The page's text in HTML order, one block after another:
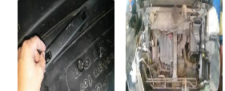
ССАНГЙОНГ
АКТИОН